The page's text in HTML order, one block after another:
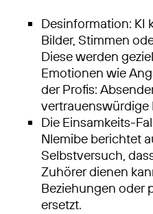
Desinformation: KI
Bilder, Stimmen
Diese werden
Emotionen wie
der Profis:
vertrauenswürdige
Die Einsamkeits-
Nlemibe berichtet
Selbstversuch,
Zuhörer dienen
Beziehungen oder
ersetzt.